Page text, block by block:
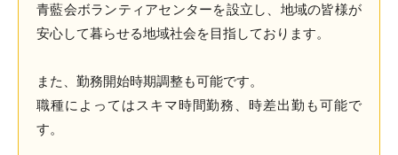
青藍会ボランティアセンターを設立し、地域の皆様が
安心して暮らせる地域社会を目指しております。
また、勤務開始時期調整も可能です。
職種によってはスキマ時間勤務、時差出勤も可能で
す。